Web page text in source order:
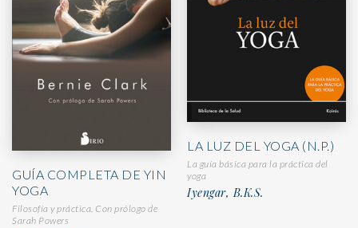
GUÍA COMPLETA DE YIN
YOGA
Filosofía y práctica. Con prólogo de
Sarah Powers
LA LUZ DEL YOGA (N.P.)
La guía básica para la práctica del
yoga
Iyengar, B.K.S.